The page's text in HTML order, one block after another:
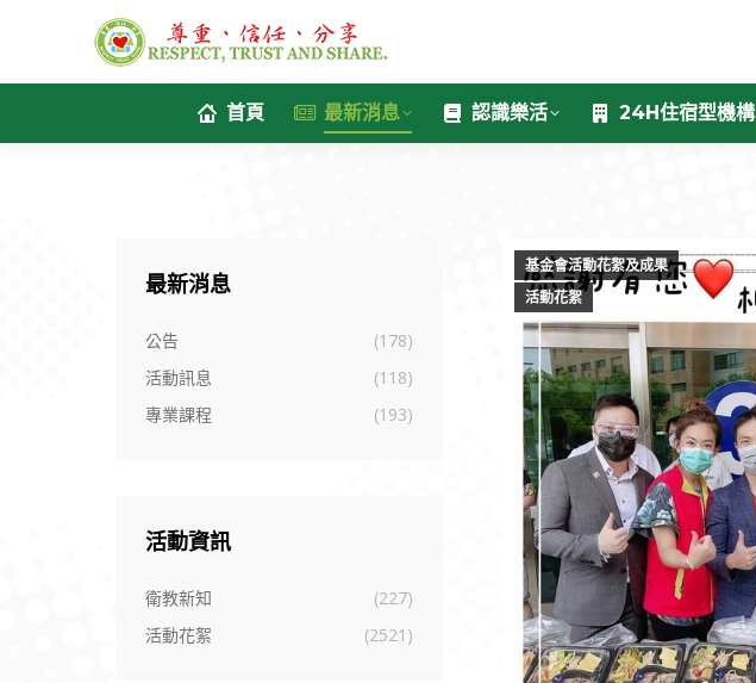
首頁 最新消息 認識樂活 24H住宿型機構
基金會活動花絮及成果
活動花絮
最新消息
公告
(178)
活動訊息
(118)
專業課程
(193)
活動資訊
衛教新知
(227)
活動花絮
(2521)